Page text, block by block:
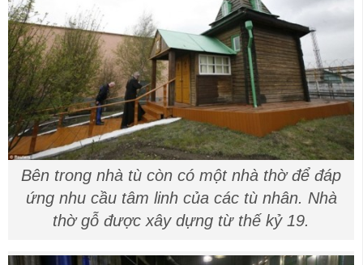
Bên trong nhà tù còn có một nhà thờ để đáp
ứng nhu cầu tâm linh của các tù nhân. Nhà
thờ gỗ được xây dựng từ thế kỷ 19.